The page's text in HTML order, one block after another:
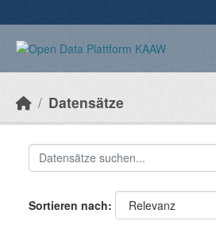
Datensätze
Sortieren nach